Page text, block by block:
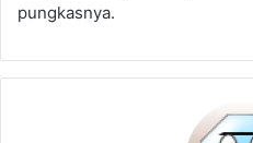
pungkasnya.